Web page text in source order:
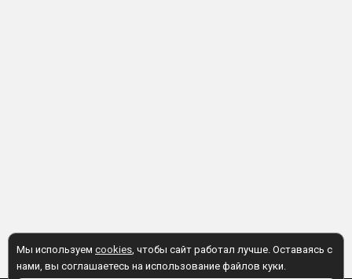
Мы используем cookies, чтобы сайт работал лучше. Оставаясь с
нами, вы соглашаетесь на использование файлов куки.